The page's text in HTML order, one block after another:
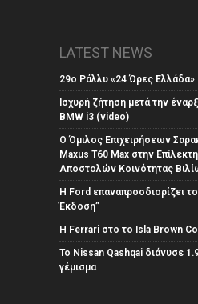
LATEST NEWS
29ο Ράλλυ «24 Ώρες Ελλάδα»
Ισχυρή ζήτηση μετά την
BMW i3 (video)
Ο Όμιλος Επιχειρήσεων
Maxus T60 Max στην
Αποστολών Κοινότητας
Η Ford επαναπροσδιορίζει
Έκδοση”
Η Ferrari στο το Isla Brown
Το Nissan Qashqai διάνυσε
γέμισμα